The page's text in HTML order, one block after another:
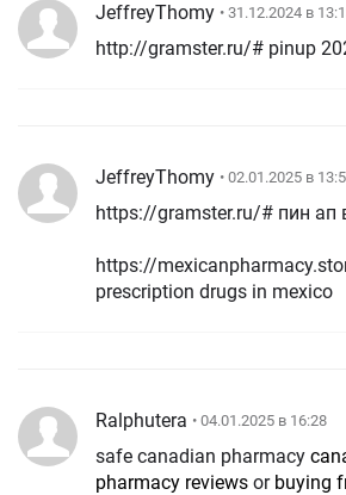
JeffreyThomy • 31.12.2024 в
http://gramster.ru/# pinup
JeffreyThomy • 02.01.2025 в
https://gramster.ru/# пин ап
https://
prescription drugs in mexico
Ralphutera • 04.01.2025 в 16:28
safe canadian pharmacy
pharmacy reviews or buying